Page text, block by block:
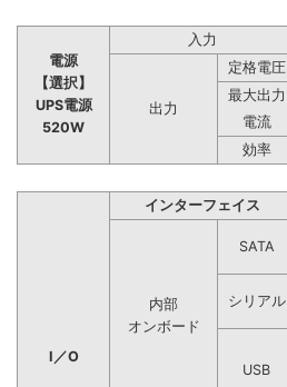
電源
【選択】
UPS電源
520W
入力
出力
定格電圧
最大出力
電流
効率
I／O
インターフェイス
内部
オンボード
SATA
シリアル
USB